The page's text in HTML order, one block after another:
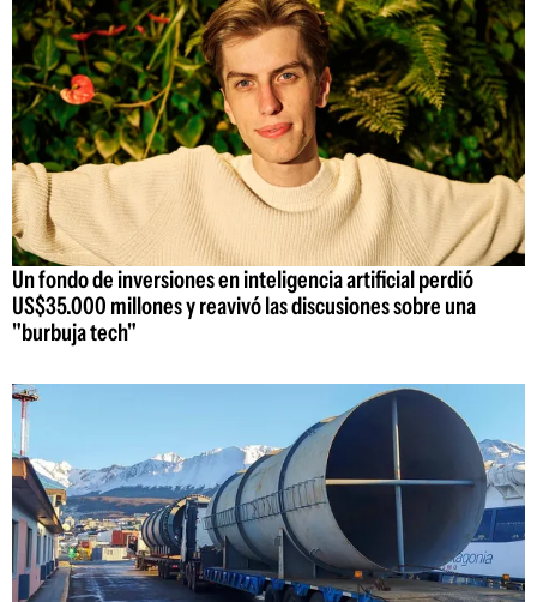
Un fondo de inversiones en inteligencia artificial perdió
US$35.000 millones y reavivó las discusiones sobre una
"burbuja tech"